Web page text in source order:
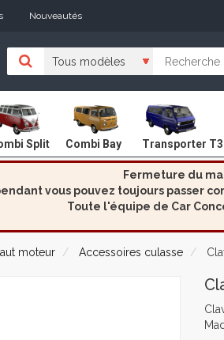
Nouveautés
Split Combi Bay Transporter T3
Fermeture du
vous pouvez toujours passer
Toute l'équipe de Car
moteur Accessoires culasse